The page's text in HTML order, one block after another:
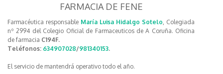
FARMACIA DE FENE
Farmacéutica responsable María Luisa Hidalgo Sotelo , Colegiada
nº 2994 del Colegio Oficial de Farmaceuticos de A Coruña. Oficina
de farmacia C194F.
Teléfonos: 634907028/981340153.
El servicio de mantendrá operativo todo el año.